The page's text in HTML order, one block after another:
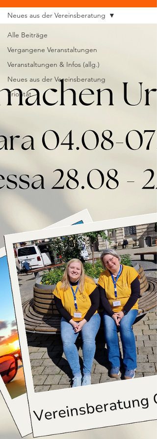
Alle Beiträge
Vergangene Veranstaltungen
Veranstaltungen & Infos (allg.)
Neues aus der Vereinsberatung
Priorität
Neues aus der Vereinsberatung